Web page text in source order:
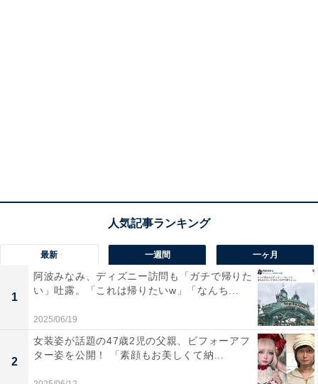
最新 一週間 一ヶ月
1
阿波みなみ、ディズニー訪問も「ガチで帰りた
い」吐露。「これは帰りたいw」「なんち...
2025/06/19
2
女装姿が話題の47歳2児の父親、ビフォーアフ
ター姿を公開！ 「素顔もお美しくて納...